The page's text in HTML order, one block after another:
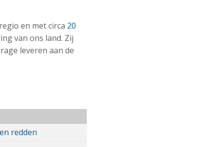
en met circa 20
van ons land. Zij
leveren aan de
redden